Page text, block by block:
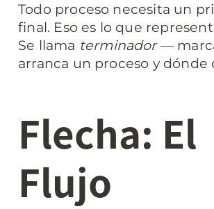
Todo proceso necesita un
final. Eso es lo que
Se llama terminador —
arranca un proceso y dónde
Flecha: El
Flujo